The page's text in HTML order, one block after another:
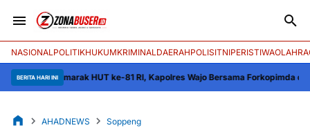
NASIONALPOLITIKHUKUMKRIMINALDAERAHPOLISITNIPERISTIWA
BERITA HARI INI
HUT ke-81 RI, Kapolres Wajo Bersama Forkopimda dan Masyarakat
AHADNEWS Soppeng